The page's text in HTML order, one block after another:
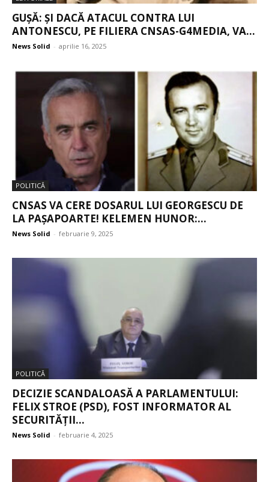
GUȘĂ: ȘI DACĂ ATACUL CONTRA LUI
ANTONESCU, PE FILIERA CNSAS-G4MEDIA, VA...
News Solid - aprilie 16, 2025
POLITICĂ
CNSAS VA CERE DOSARUL LUI GEORGESCU DE
LA PAȘAPOARTE! KELEMEN HUNOR:...
News Solid - februarie 9, 2025
POLITICĂ
DECIZIE SCANDALOASĂ A PARLAMENTULUI:
FELIX STROE (PSD), FOST INFORMATOR AL
SECURITĂȚII...
News Solid - februarie 4, 2025